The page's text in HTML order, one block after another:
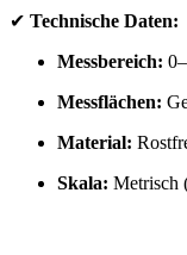
✔ Technische Daten:
Messbereich:
Messflächen:
Material:
Skala: Metrisch